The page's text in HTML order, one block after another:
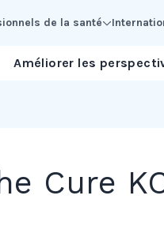
de la santé
Améliorer les
Cure